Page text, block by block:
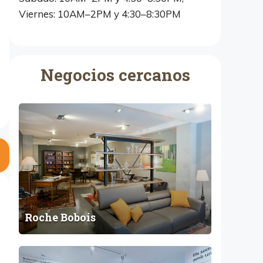
Viernes: 10AM–2PM y 4:30–8:30PM
Negocios cercanos
R
o
c
h
e
o
b
o
i
s
Roche Bobois
I